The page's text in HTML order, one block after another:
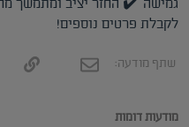
גמישה ✔️ החזר יציב ומתמשך
לקבלת פרטים נוספים!
שתף מודעה:
מודעות דומות